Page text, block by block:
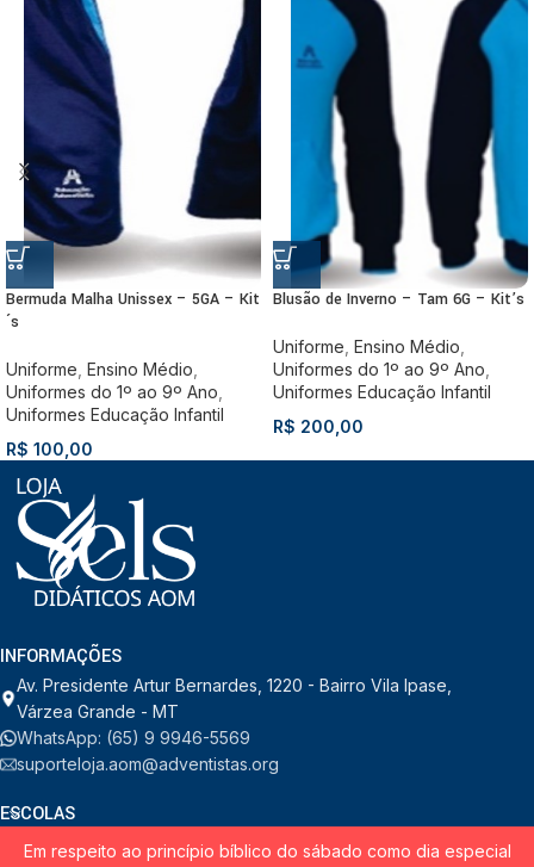
Bermuda Malha Unissex – 5GA – Kit
´s
Uniforme Ensino Médio
Uniformes do 1º ao 9º Ano
Uniformes Educação Infantil
R$ 100,00
Blusão de Inverno – Tam 6G – Kit’s
Uniforme Ensino Médio
Uniformes do 1º ao 9º Ano
Uniformes Educação Infantil
R$ 200,00
INFORMAÇÕES
Av. Presidente Artur Bernardes, 1220 - Bairro Vila Ipase,
Várzea Grande - MT
WhatsApp: (65) 9 9946-5569
suporteloja.aom@adventistas.org
ESCOLAS
Em respeito ao princípio bíblico do sábado como dia especial